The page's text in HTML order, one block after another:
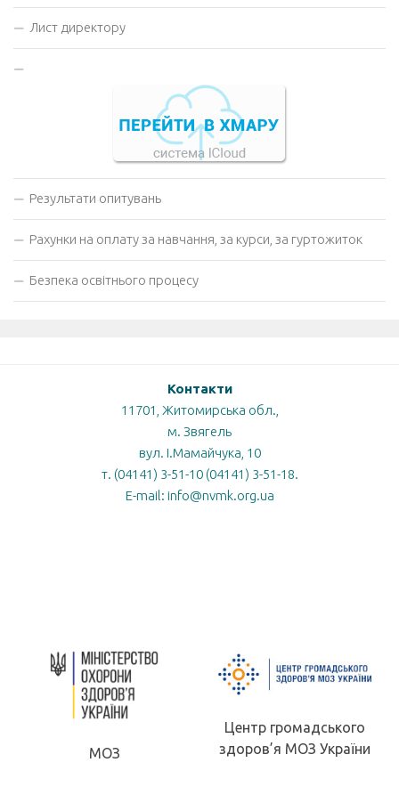
Лист директору
Результати опитувань
Рахунки на оплату за навчання, за курси, за гуртожиток
Безпека освітнього процесу
Контакти
11701, Житомирська обл.,
м. Звягель
вул. І.Мамайчука, 10
т. (04141) 3-51-10 (04141) 3-51-18.
E-mail: info@nvmk.org.ua
МОЗ
Центр громадського
здоров’я МОЗ України